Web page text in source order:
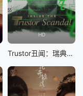
HD
Trustor丑闻：瑞典金融案内幕